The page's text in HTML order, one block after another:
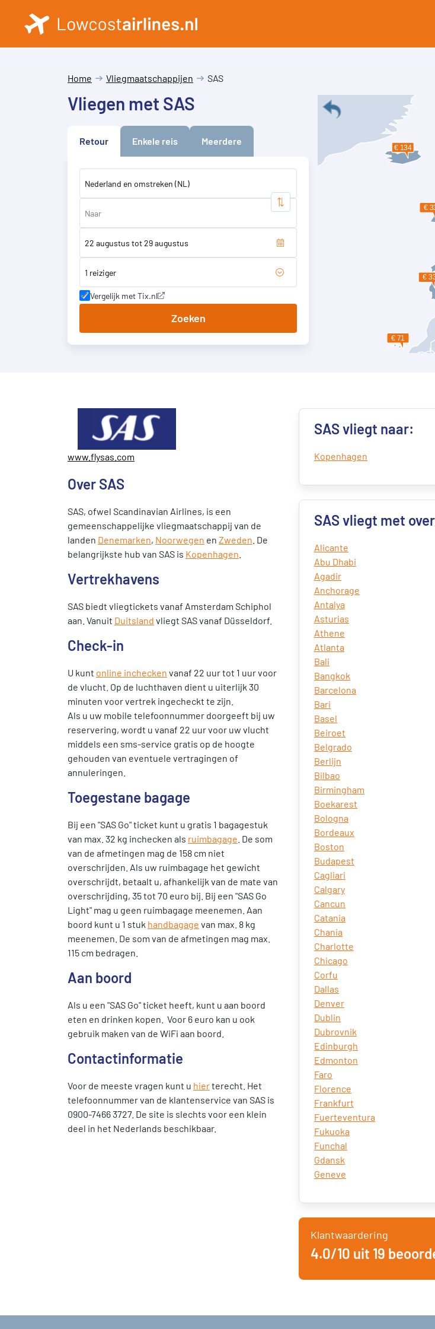
Home Vliegmaatschappijen SAS
Vliegen met SAS
Retour Enkele reis Meerdere
1 reiziger
Vergelijk met Tix.nl
Zoeken
www.flysas.com
Over SAS
SAS, ofwel Scandinavian Airlines, is een
gemeenschappelijke vliegmaatschappij van de
landen Denemarken, Noorwegen en Zweden . De
belangrijkste hub van SAS is Kopenhagen
Vertrekhavens
SAS biedt vliegtickets vanaf Amsterdam Schiphol
aan. Vanuit Duitsland vliegt SAS vanaf Düsseldorf.
Check-in
U kunt online inchecken vanaf 22 uur tot 1 uur voor
de vlucht. Op de luchthaven dient u uiterlijk 30
minuten voor vertrek ingecheckt te zijn.
Als u uw mobile telefoonnummer doorgeeft bij uw
reservering, wordt u vanaf 22 uur voor uw vlucht
middels een sms-service gratis op de hoogte
gehouden van eventuele vertragingen of
annuleringen.
Toegestane bagage
Bij een "SAS Go" ticket kunt u gratis 1 bagagestuk
van max. 32 kg inchecken als ruimbagage . De som
van de afmetingen mag de 158 cm niet
overschrijden. Als uw ruimbagage het gewicht
overschrijdt, betaalt u, afhankelijk van de mate van
overschrijding, 35 tot 70 euro bij. Bij een "SAS Go
Light" mag u geen ruimbagage meenemen. Aan
boord kunt u 1 stuk handbagage van max. 8 kg
meenemen. De som van de afmetingen mag max.
115 cm bedragen.
Aan boord
Als u een "SAS Go" ticket heeft, kunt u aan boord
eten en drinken kopen. Voor 6 euro kan u ook
gebruik maken van de WiFi aan boord.
Contactinformatie
Voor de meeste vragen kunt u hierterecht. Het
telefoonnummer van de klantenservice van SAS is
0900-7466 3727. De site is slechts voor een klein
deel in het Nederlands beschikbaar.
SAS vliegt naar:
Kopenhagen
SAS vliegt met
Alicante
Abu Dhabi
Agadir
Anchorage
Antalya
Asturias
Athene
Atlanta
Bali
Bangkok
Barcelona
Bari
Basel
Beiroet
Belgrado
Berlijn
Bilbao
Birmingham
Boekarest
Bologna
Bordeaux
Boston
Budapest
Cagliari
Calgary
Cancun
Catania
Chania
Charlotte
Chicago
Corfu
Dallas
Denver
Dublin
Dubrovnik
Edinburgh
Edmonton
Faro
Florence
Frankfurt
Fuerteventura
Fukuoka
Funchal
Gdansk
Geneve
Klantwaardering
4.0/10 uit 19